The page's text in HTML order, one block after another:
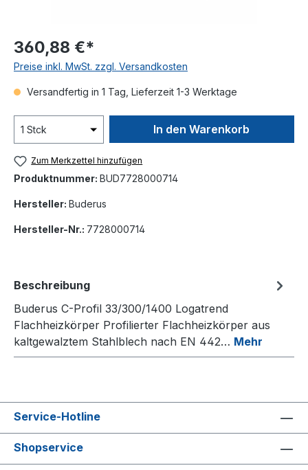
360,88 €*
Preise inkl. MwSt. zzgl. Versandkosten
Versandfertig in 1 Tag, Lieferzeit 1-3 Werktage
In den Warenkorb
Zum Merkzettel hinzufügen
Produktnummer: BUD7728000714
Hersteller: Buderus
Hersteller-Nr.: 7728000714
Beschreibung
Buderus C-Profil 33/300/1400 Logatrend
Flachheizkörper Profilierter Flachheizkörper aus
kaltgewalztem Stahlblech nach EN 442… Mehr
Service-Hotline
Shopservice